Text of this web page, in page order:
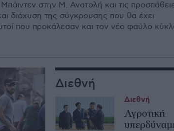
στην Μ. Ανατολή και τις
διάχυση της σύγκρουσης που θα έχει
που προκάλεσαν και τον νέο φαύλο
Διεθνή
Αγροτική
Διεθνή